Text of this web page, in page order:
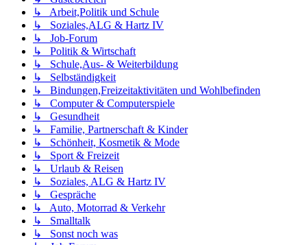
↳ Arbeit,Politik und Schule
↳ Soziales,ALG & Hartz IV
↳ Job-Forum
↳ Politik & Wirtschaft
↳ Schule,Aus- & Weiterbildung
↳ Selbständigkeit
↳ Bindungen,Freizeitaktivitäten und Wohlbefinden
↳ Computer & Computerspiele
↳ Gesundheit
↳ Familie, Partnerschaft & Kinder
↳ Schönheit, Kosmetik & Mode
↳ Sport & Freizeit
↳ Urlaub & Reisen
↳ Soziales, ALG & Hartz IV
↳ Gespräche
↳ Auto, Motorrad & Verkehr
↳ Smalltalk
↳ Sonst noch was